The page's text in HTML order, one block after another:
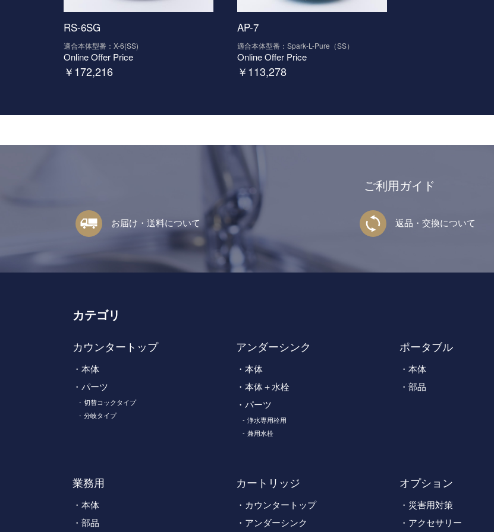
RS-6SG
適合本体型番：X-6(SS)
Online Offer Price
￥172,216
AP-7
適合本体型番：Spark-L-Pure（SS）
Online Offer Price
￥113,278
ご利用ガイド
お届け・送料について 返品・交換について
カテゴリ
カウンタートップ
本体
パーツ
切替コックタイプ
分岐タイプ
アンダーシンク
本体
本体＋水栓
パーツ
浄水専用栓用
兼用水栓
ポータブル
本体
部品
業務用
本体
部品
カートリッジ
カウンタートップ
アンダーシンク
オプション
災害用対策
アクセサリー